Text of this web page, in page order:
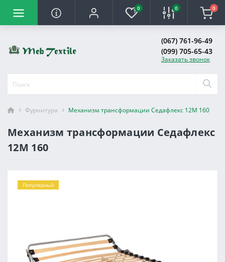
0 0 0
(067) 761-96-49
(099) 705-65-43
Заказать звонок
Фурнитура Механизм трансформации Седафлекс 12М 160
Механизм трансформации Седафлекс
12М 160
Популярный